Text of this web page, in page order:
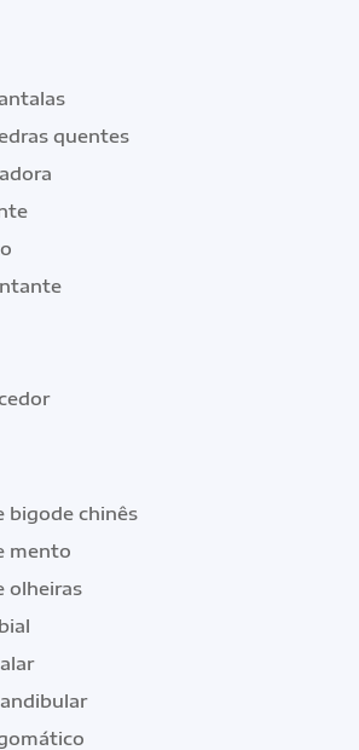
quentes
bigode chinês
mento
olheiras